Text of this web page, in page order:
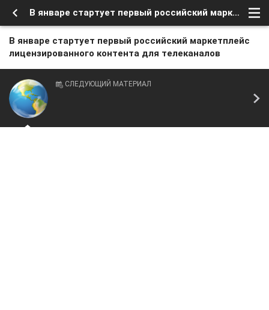
В январе стартует первый российский маркетплейс лицензированного контента для телеканалов
В январе стартует первый российский маркетплейс
лицензированного контента для телеканалов
СЛЕДУЮЩИЙ МАТЕРИАЛ